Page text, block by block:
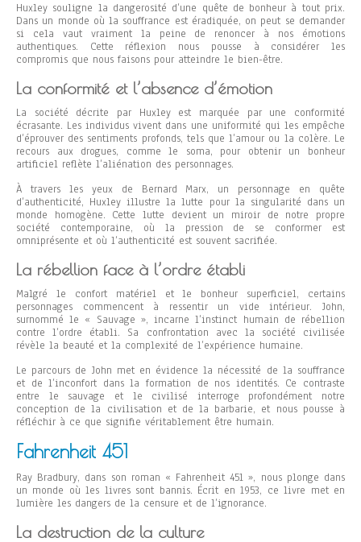
Huxley souligne la dangerosité d’une quête de bonheur à tout prix.
Dans un monde où la souffrance est éradiquée, on peut se demander
si cela vaut vraiment la peine de renoncer à nos émotions
authentiques. Cette réflexion nous pousse à considérer les
compromis que nous faisons pour atteindre le bien-être.
La conformité et l’absence d’émotion
La société décrite par Huxley est marquée par une conformité
écrasante. Les individus vivent dans une uniformité qui les empêche
d’éprouver des sentiments profonds, tels que l’amour ou la colère. Le
recours aux drogues, comme le soma, pour obtenir un bonheur
artificiel reflète l’aliénation des personnages.
À travers les yeux de Bernard Marx, un personnage en quête
d’authenticité, Huxley illustre la lutte pour la singularité dans un
monde homogène. Cette lutte devient un miroir de notre propre
société contemporaine, où la pression de se conformer est
omniprésente et où l’authenticité est souvent sacrifiée.
La rébellion face à l’ordre établi
Malgré le confort matériel et le bonheur superficiel, certains
personnages commencent à ressentir un vide intérieur. John,
surnommé le « Sauvage », incarne l’instinct humain de rébellion
contre l’ordre établi. Sa confrontation avec la société civilisée
révèle la beauté et la complexité de l’expérience humaine.
Le parcours de John met en évidence la nécessité de la souffrance
et de l’inconfort dans la formation de nos identités. Ce contraste
entre le sauvage et le civilisé interroge profondément notre
conception de la civilisation et de la barbarie, et nous pousse à
réfléchir à ce que signifie véritablement être humain.
Fahrenheit 451
Ray Bradbury, dans son roman « Fahrenheit 451 », nous plonge dans
un monde où les livres sont bannis. Écrit en 1953, ce livre met en
lumière les dangers de la censure et de l’ignorance.
La destruction de la culture